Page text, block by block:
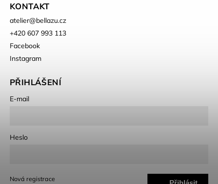
KONTAKT
atelier@bellazu.cz
+420 607 993 113
Facebook
Instagram
PŘIHLÁŠENÍ
E-mail
Heslo
Nová registrace